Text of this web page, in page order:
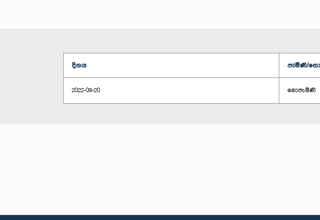
දිනය පැමිණි/
2022-09-20 නොපැමිණි